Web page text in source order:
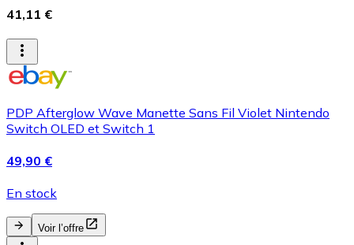
41,11 €
PDP Afterglow Wave Manette Sans Fil Violet Nintendo
Switch OLED et Switch 1
49,90 €
En stock
Voir l’offre